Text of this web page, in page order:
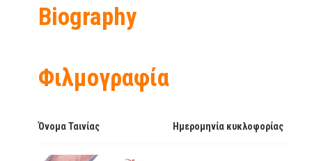
Biography
Φιλμογραφία
Όνομα Ταινίας Ημερομηνία κυκλοφορίας